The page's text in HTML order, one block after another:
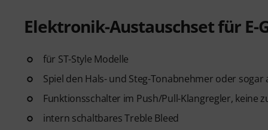
Elektronik-Austauschset für E-
für ST-Style Modelle
Spiel den Hals- und Steg-Tonabnehmer oder
Funktionsschalter im Push/Pull-Klangregler, keine
intern schaltbares Treble Bleed